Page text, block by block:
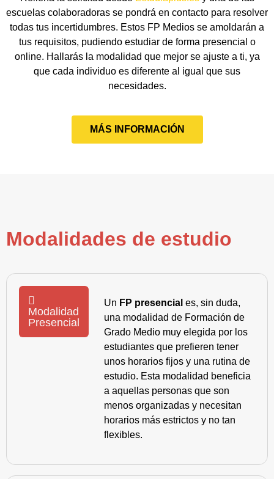
escuelas colaboradoras se pondrá en contacto para resolver
todas tus incertidumbres. Estos FP Medios se amoldarán a
tus requisitos, pudiendo estudiar de forma presencial o
online. Hallarás la modalidad que mejor se ajuste a ti, ya
que cada individuo es diferente al igual que sus
necesidades.
MÁS INFORMACIÓN
Modalidades de estudio
Modalidad
Presencial
Un FP presencial es, sin duda,
una modalidad de Formación de
Grado Medio muy elegida por los
estudiantes que prefieren tener
unos horarios fijos y una rutina de
estudio. Esta modalidad beneficia
a aquellas personas que son
menos organizadas y necesitan
horarios más estrictos y no tan
flexibles.